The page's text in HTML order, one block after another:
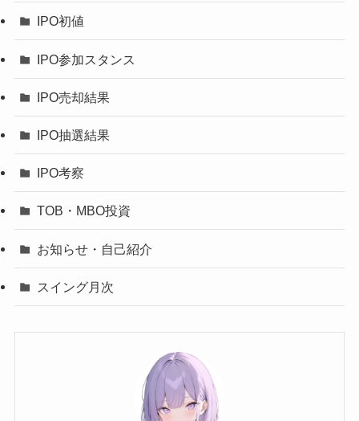
IPO初値
IPO参加スタンス
IPO売却結果
IPO抽選結果
IPO考察
TOB・MBO投資
お知らせ・自己紹介
スイング月次